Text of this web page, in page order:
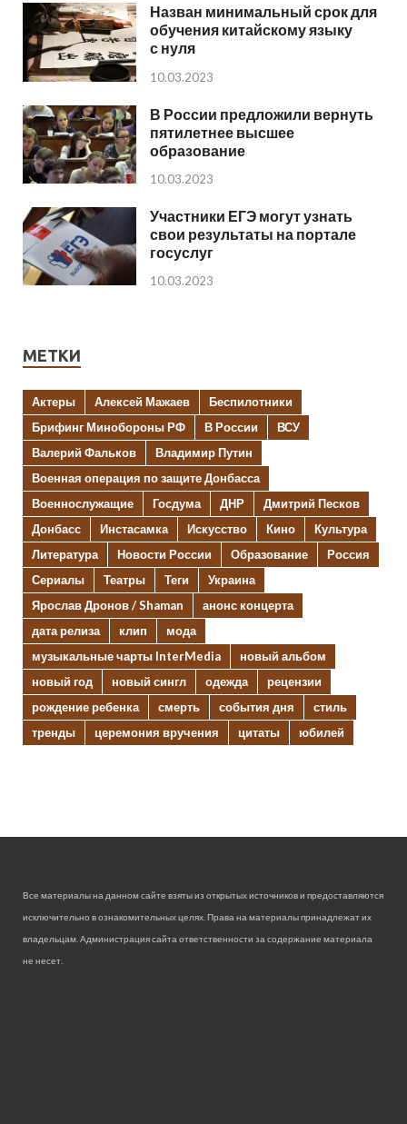
Назван минимальный срок для
обучения китайскому языку
с нуля
10.03.2023
В России предложили вернуть
пятилетнее высшее
образование
10.03.2023
Участники ЕГЭ могут узнать
свои результаты на портале
госуслуг
10.03.2023
МЕТКИ
Актеры Алексей Мажаев
Беспилотники
Брифинг Минобороны РФ
В России
ВСУ
Валерий Фальков
Владимир Путин
Военная операция по защите Донбасса
Военнослужащие
Госдума ДНР
Дмитрий Песков
Донбасс
Инстасамка Искусство Кино
Культура
Литература
Новости России Образование
Россия
Сериалы
Театры Теги
Украина
Ярослав Дронов / Shaman
анонс концерта
дата релиза
клип
мода
музыкальные чарты InterMedia
новый альбом
новый год
новый сингл одежда
рецензии
рождение ребенка
смерть события дня
стиль
тренды
церемония вручения цитаты юбилей
Все материалы на данном сайте взяты из открытых источников и предоставляются
исключительно в ознакомительных целях. Права на материалы принадлежат их
владельцам. Администрация сайта ответственности за содержание материала
не несет.